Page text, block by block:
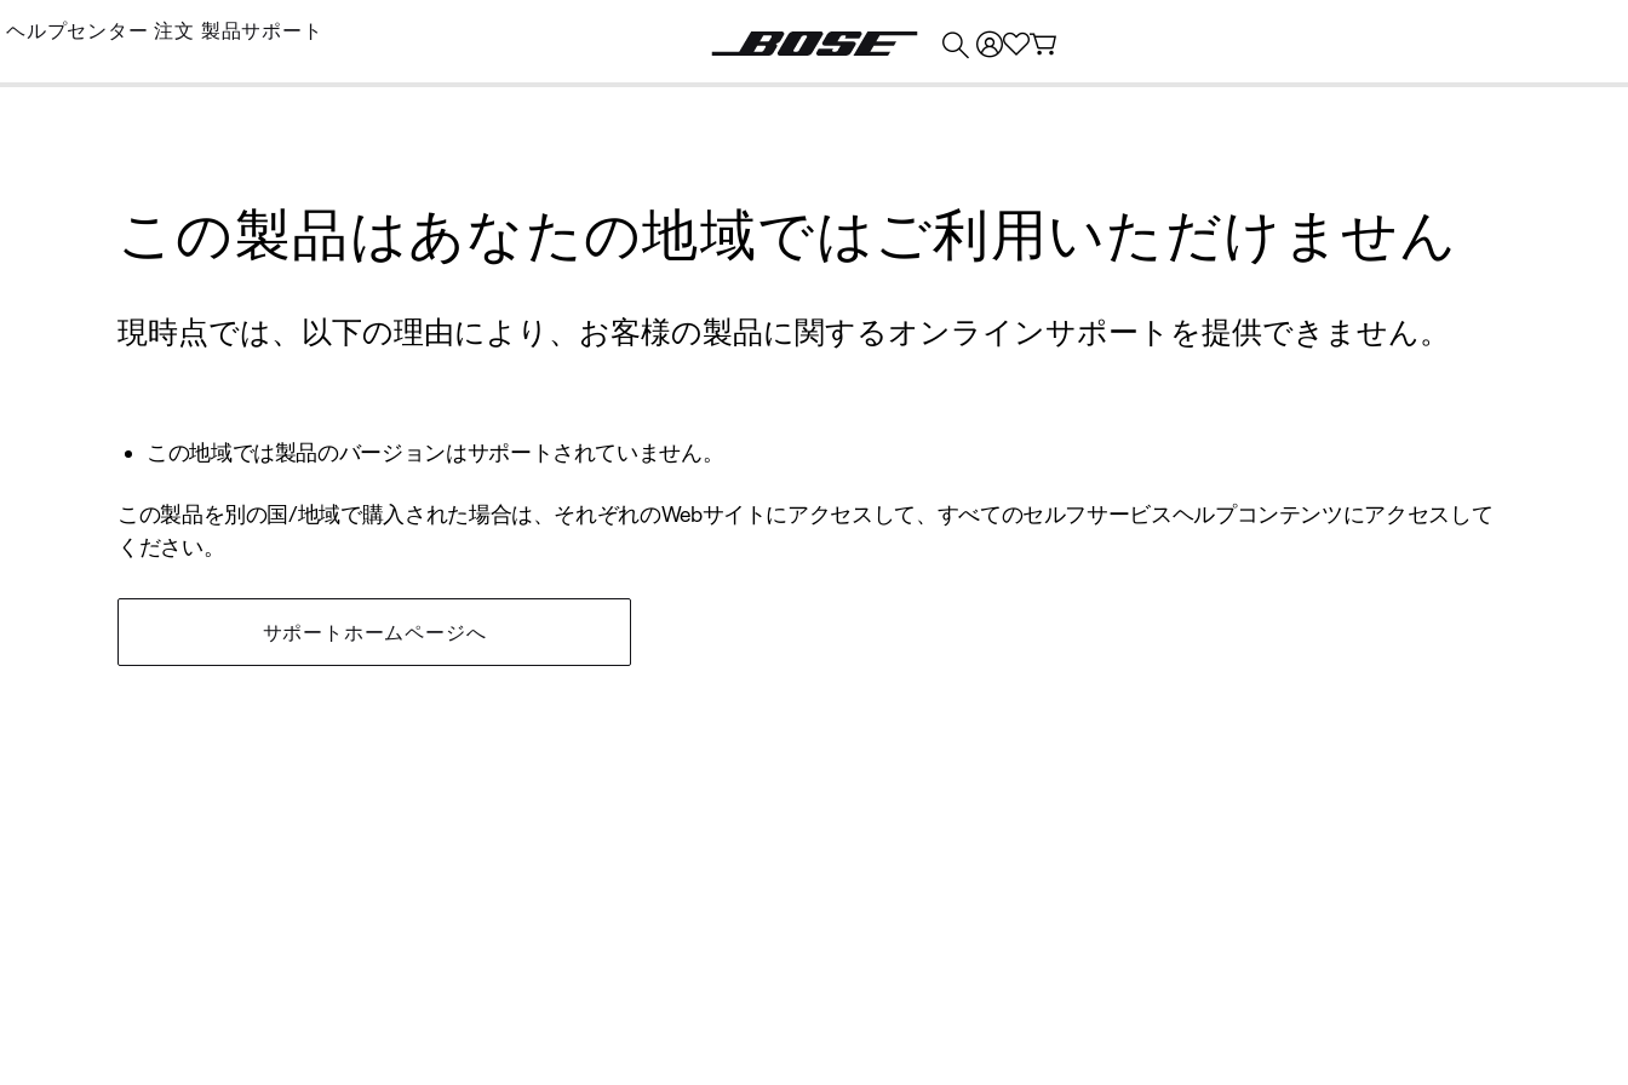
Skip
Main
ヘルプセンター 注文 製品サポート
この製品はあなたの地域ではご利用いただけません
現時点では、以下の理由により、お客様の製品に関するオンラインサポートを提供できません。
この地域では製品のバージョンはサポートされていません。
この製品を別の国/地域で購入された場合は、それぞれのWebサイトにアクセスして、すべてのセルフサービスヘルプコンテンツにアクセスして
ください。
サポートホームページへ